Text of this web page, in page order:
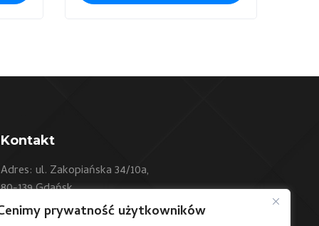
prywatność użytkowników
Kontakt
Adres: ul. Zakopiańska 34/10a,
80-139 Gdańsk
Telefon:+48 604 550 500